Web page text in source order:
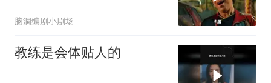
脑洞编剧小剧场
教练是会体贴人的